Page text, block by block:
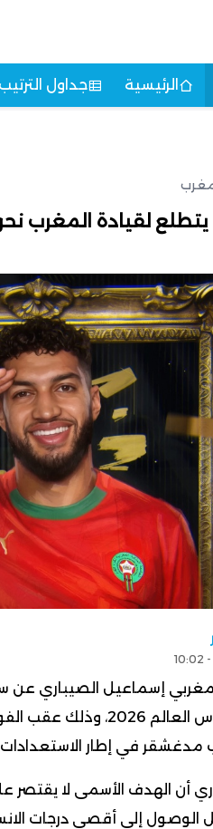
الرئيسية جداول الترتيب
يتطلع لقيادة المغرب
إسماعيل الصيباري عن
بلاده في كأس العالم
في إطار الاستعدادات
أن الهدف الأسمى لا
الوصول إلى أقصى درجات